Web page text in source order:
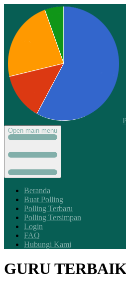
Open main menu
Beranda
Buat Polling
Polling Terbaru
Polling Tersimpan
Login
FAQ
Hubungi Kami
GURU